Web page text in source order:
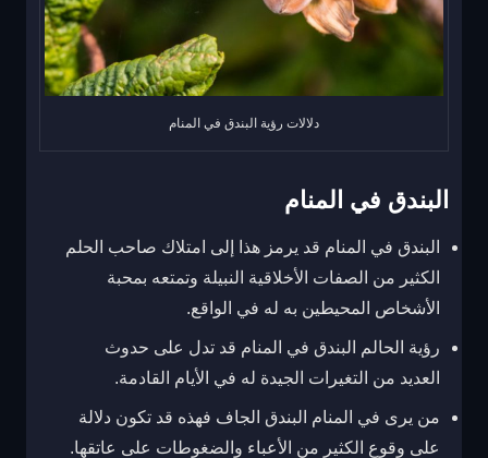
دلالات رؤية البندق في المنام
البندق في المنام
البندق في المنام قد يرمز هذا إلى امتلاك صاحب الحلم
الكثير من الصفات الأخلاقية النبيلة وتمتعه بمحبة
الأشخاص المحيطين به له في الواقع.
رؤية الحالم البندق في المنام قد تدل على حدوث
العديد من التغيرات الجيدة له في الأيام القادمة.
من يرى في المنام البندق الجاف فهذه قد تكون دلالة
على وقوع الكثير من الأعباء والضغوطات على عاتقها.